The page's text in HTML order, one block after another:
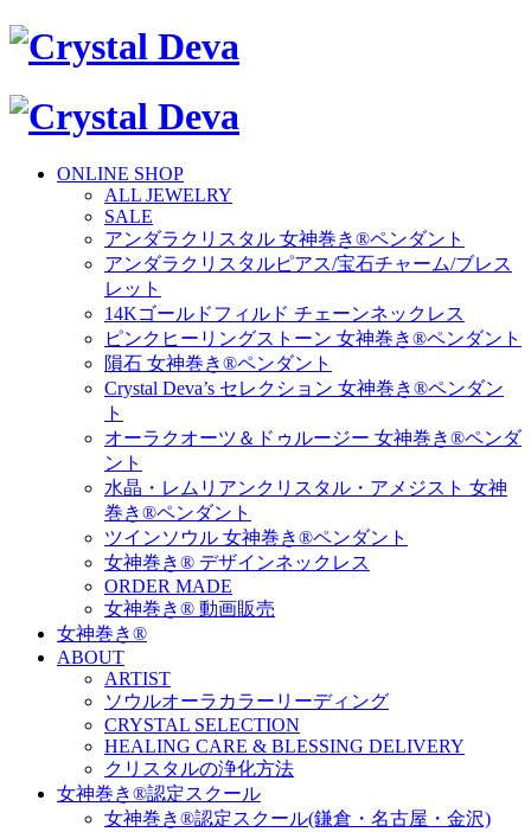
ONLINE SHOP
ALL JEWELRY
SALE
アンダラクリスタル 女神巻き®ペンダント
アンダラクリスタルピアス/宝石チャーム/ブレス
レット
14Kゴールドフィルド チェーンネックレス
ピンクヒーリングストーン 女神巻き®ペンダント
隕石 女神巻き®ペンダント
Crystal Deva’s セレクション 女神巻き®ペンダン
ト
オーラクオーツ＆ドゥルージー 女神巻き®ペンダ
ント
水晶・レムリアンクリスタル・アメジスト 女神
巻き®ペンダント
ツインソウル 女神巻き®ペンダント
女神巻き® デザインネックレス
ORDER MADE
女神巻き® 動画販売
女神巻き®
ABOUT
ARTIST
ソウルオーラカラーリーディング
CRYSTAL SELECTION
HEALING CARE & BLESSING DELIVERY
クリスタルの浄化方法
女神巻き®認定スクール
女神巻き®認定スクール(鎌倉・名古屋・金沢)